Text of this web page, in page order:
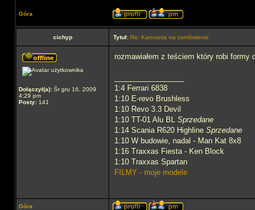
Góra
cichyp Tytuł: Re: Karoseria na zamówienie
Dołączył(a): Śr gru 16, 2009
4:29 pm
Posty: 141
rozmawiałem z teściem który robi
1:4 Ferrari 6838
1:10 E-revo Brushless
1:10 Revo 3.3 Devil
1:10 TT-01 Alu BL Sprzedane
1:14 Scania R620 Highline Sprzedane
1:10 W budowie, nadal - Man Kat 8x8
1:16 Traxxas Fiesta - Ken Block
1:10 Traxxas Spartan
FILMY - moje modele
Góra